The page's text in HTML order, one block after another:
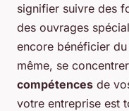
signifier suivre des
des ouvrages
encore bénéficier
même, se
compétences de
votre entreprise est